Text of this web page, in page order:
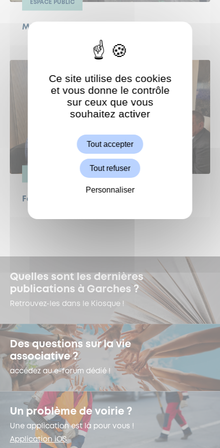
ESPACE PUBLIC
Même l’été, Garches continue d’avancer !
Fermeture de l’A13
Quelles sont les dernières
publications à Garches ?
Retrouvez-les dans le Kiosque !
Des questions sur la vie
associative ?
accédez au e-forum dédié !
Un problème de voirie ?
Une application est là pour vous !
Application iOS
ShareThis est désactivé.
Ce site utilise des cookies
et vous donne le contrôle
sur ceux que vous
souhaitez activer
Tout accepter
Tout refuser
Personnaliser